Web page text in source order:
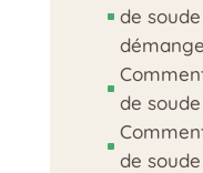
^ de
^
de
^
de